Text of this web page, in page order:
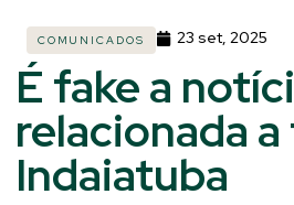
COMUNICADOS 23 set, 2025
É fake a
relacionada
Indaiatuba